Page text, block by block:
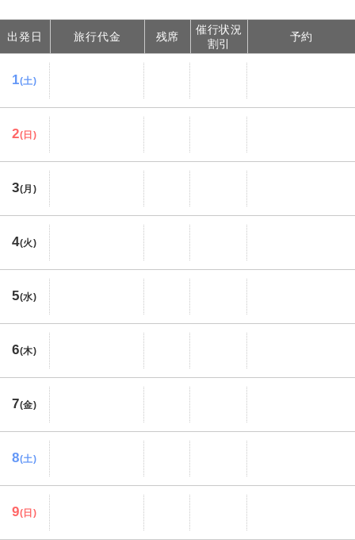
出発日 旅行代金 残席
催行状況
割引
予約
1(土)
2(日)
3(月)
4(火)
5(水)
6(木)
7(金)
8(土)
9(日)